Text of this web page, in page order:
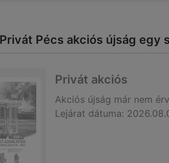
Pécs akciós újság egy
Privát akciós
Akciós újság már nem
Lejárat dátuma: